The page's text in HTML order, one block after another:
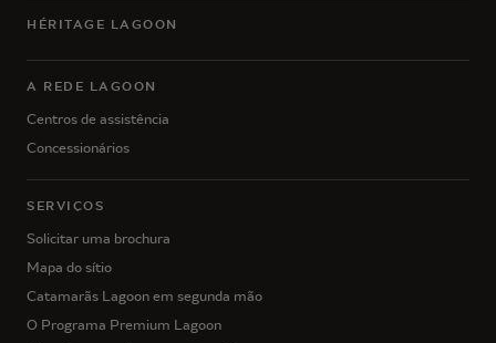
HÉRITAGE LAGOON
A REDE LAGOON
Centros de assistência
Concessionários
SERVIÇOS
Solicitar uma brochura
Mapa do sítio
Catamarãs Lagoon em segunda mão
O Programa Premium Lagoon